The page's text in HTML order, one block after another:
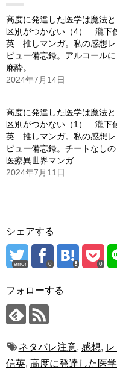
高度に発達した医学は魔法と
区別がつかない（4） 瀧下
英 推しマンガ。私の感想レ
ビュー備忘録。アルコールに
麻酔。
2024年7月14日
高度に発達した医学は魔法と
区別がつかない（1） 瀧下
英 推しマンガ。私の感想レ
ビュー備忘録。チートなしの
医療異世界マンガ
2024年7月11日
シェアする
error 0 0
フォローする
ネタバレ注意, 感想,
信英, 高度に発達した医